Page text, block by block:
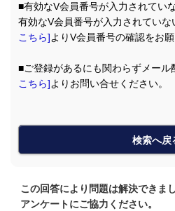
■有効なV会員番号が入力されていな
有効なV会員番号が入力されていな
こちら]よりV会員番号の確認をお願
■ご登録があるにも関わらずメール
こちら]よりお問い合せください。
検索へ戻
この回答により問題は解決できま
アンケートにご協力ください。